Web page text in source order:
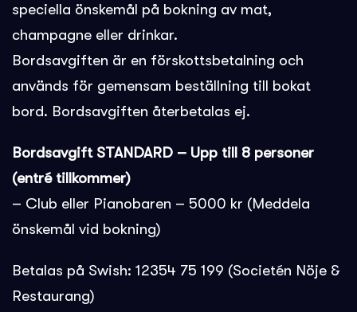
speciella önskemål på bokning av mat,
champagne eller drinkar.
Bordsavgiften är en förskottsbetalning och
används för gemensam beställning till bokat
bord. Bordsavgiften återbetalas ej.
Bordsavgift STANDARD – Upp till 8 personer
(entré tillkommer)
– Club eller Pianobaren – 5000 kr (Meddela
önskemål vid bokning)
Betalas på Swish: 12354 75 199 (Societén Nöje &
Restaurang)